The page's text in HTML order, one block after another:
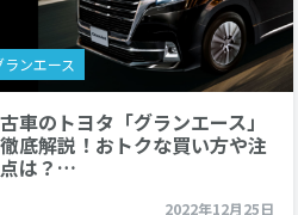
ランエース
車のトヨタ「グランエース」
底解説！おトクな買い方や注
は？…
2022年12月25日